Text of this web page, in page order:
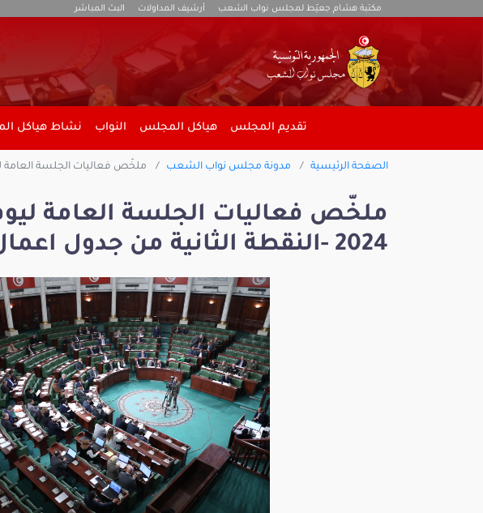
مكتبة هشام جعيّط لمجلس نواب الشعب أرشيف المداولات البث المباشر
تقديم المجلس هياكل المجلس النواب نشاط هياكل
الصفحة الرئيسية مدونة مجلس نواب الشعب ملخّص فعاليات الجلسة العامة ليوم الثلاثاء 13 فيفري 2024 -النقطة الثانية
2024 -النقطة الثانية من جدول اعمال الجلسة العامة -